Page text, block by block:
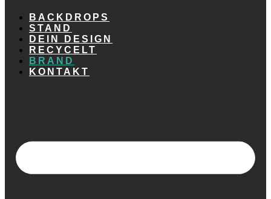
BACKDROPS
STAND
DEIN DESIGN
RECYCELT
BRAND
KONTAKT